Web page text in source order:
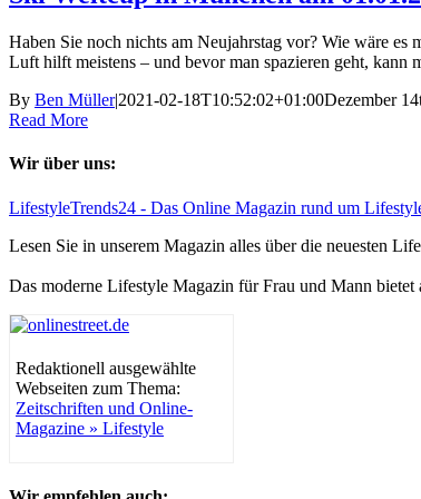
Haben Sie noch nichts am Neujahrstag vor? Wie wäre es
Luft hilft meistens – und bevor man spazieren geht,
By Ben Müller|2021-02-18T10:52:02+01:00Dezember
Read More
Wir über uns:
LifestyleTrends24 - Das Online Magazin rund um
Lesen Sie in unserem Magazin alles über die neuesten
Das moderne Lifestyle Magazin für Frau und Mann
Redaktionell ausgewählte
Webseiten zum Thema:
Zeitschriften und Online-
Magazine » Lifestyle